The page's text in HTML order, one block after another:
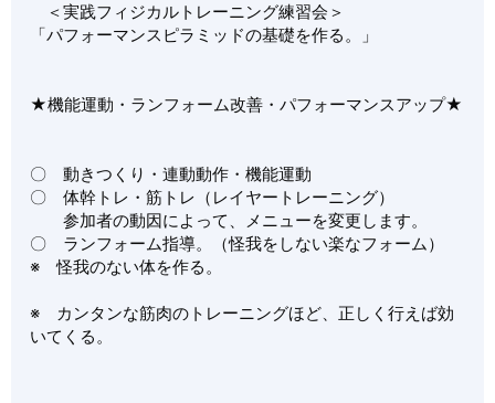
＜実践フィジカルトレーニング練習会＞
「パフォーマンスピラミッドの基礎を作る。」
★機能運動・ランフォーム改善・パフォーマンスアップ★
〇 動きつくり・連動動作・機能運動
〇 体幹トレ・筋トレ（レイヤートレーニング）
参加者の動因によって、メニューを変更します。
〇 ランフォーム指導。（怪我をしない楽なフォーム）
※ 怪我のない体を作る。
※ カンタンな筋肉のトレーニングほど、正しく行えば効
いてくる。